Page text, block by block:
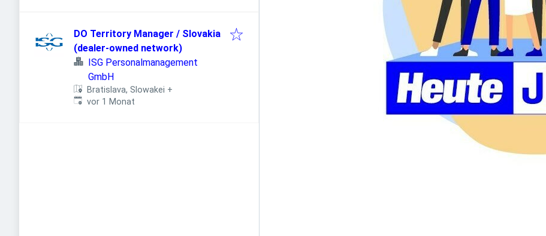
DO Territory Manager / Slovakia
(dealer-owned network)
ISG Personalmanagement
GmbH
Bratislava, Slowakei +
Veröffentlicht:
vor 1 Monat